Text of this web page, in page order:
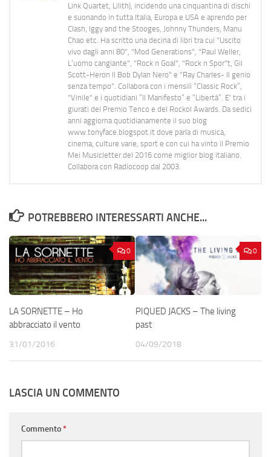
Link Quartet, Lilith), incidendo una cinquantina di dischi
e suonando in tutta Italia, Europa e USA e aprendo per
Clash, Iggy and the Stooges, Johnny Thunders, Manu
Chao etc. Ha scritto una decina di libri tra cui "Uscito
vivo dagli anni 80", "Mod Generations", "Paul Weller,
L’uomo cangiante", "Rock n Goal", "Rock n Spor"t, Gil
Scott-Heron Il Bob Dylan Nero" e "Ray Charles- Il genio
senza tempo". Collabora con i mensili “Classic Rock”,
"Vinile" e i quotidiani “Il Manifesto” e “Libertà”. E' tra i
giurati del Premio Tenco e del Rockol Awards. Da sedici
anni aggiorna quotidianamente il suo blog
www.tonyface.blogspot.it dove parla di musica,
cinema, culture varie, sport e con cui ha vinto il Premio
Mei Musicletter del 2016 come miglior blog italiano.
Collabora con Radiocoop dal 2003.
POTREBBERO INTERESSARTI ANCHE...
0
LA SORNETTE – Ho
abbracciato il vento
31/01/2016
0
PIQUED JACKS – The living
past
04/09/2018
LASCIA UN COMMENTO
Commento*